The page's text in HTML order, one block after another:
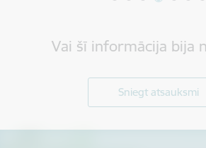
Vai šī informācija bija
Sniegt atsauksmi